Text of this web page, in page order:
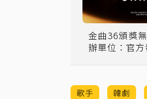
金曲36頒獎
辦單位：官
歌手 韓劇